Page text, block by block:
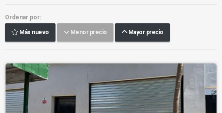
Ordenar por:
Más nuevo Menor precio Mayor precio